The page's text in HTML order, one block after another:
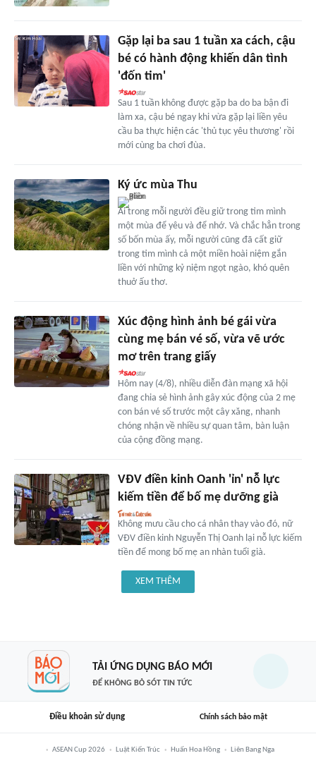
Gặp lại ba sau 1 tuần xa cách, cậu
bé có hành động khiến dân tình
'đốn tim'
Sau 1 tuần không được gặp ba do ba bận đi
làm xa, cậu bé ngay khi vừa gặp lại liền yêu
cầu ba thực hiện các 'thủ tục yêu thương' rồi
mới cùng ba chơi đùa.
Ký ức mùa Thu
Ai trong mỗi người đều giữ trong tim mình
một mùa để yêu và để nhớ. Và chắc hẳn trong
số bốn mùa ấy, mỗi người cũng đã cất giữ
trong tim mình cả một miền hoài niệm gắn
liền với những kỷ niệm ngọt ngào, khó quên
thuở ấu thơ.
Xúc động hình ảnh bé gái vừa
cùng mẹ bán vé số, vừa vẽ ước
mơ trên trang giấy
Hôm nay (4/8), nhiều diễn đàn mạng xã hội
đang chia sẻ hình ảnh gây xúc động của 2 mẹ
con bán vé số trước một cây xăng, nhanh
chóng nhận về nhiều sự quan tâm, bàn luận
của cộng đồng mạng.
VĐV điền kinh Oanh 'ỉn' nỗ lực
kiếm tiền để bố mẹ dưỡng già
Không mưu cầu cho cá nhân thay vào đó, nữ
VĐV điền kinh Nguyễn Thị Oanh lại nỗ lực kiếm
tiền để mong bố mẹ an nhàn tuổi già.
XEM THÊM
TẢI ỨNG DỤNG BÁO MỚI
ĐỂ KHÔNG BỎ SÓT TIN TỨC
Điều khoản sử dụng Chính sách bảo mật
ASEAN Cup 2026 Luật Kiến Trúc Huấn Hoa Hồng Liên Bang Nga